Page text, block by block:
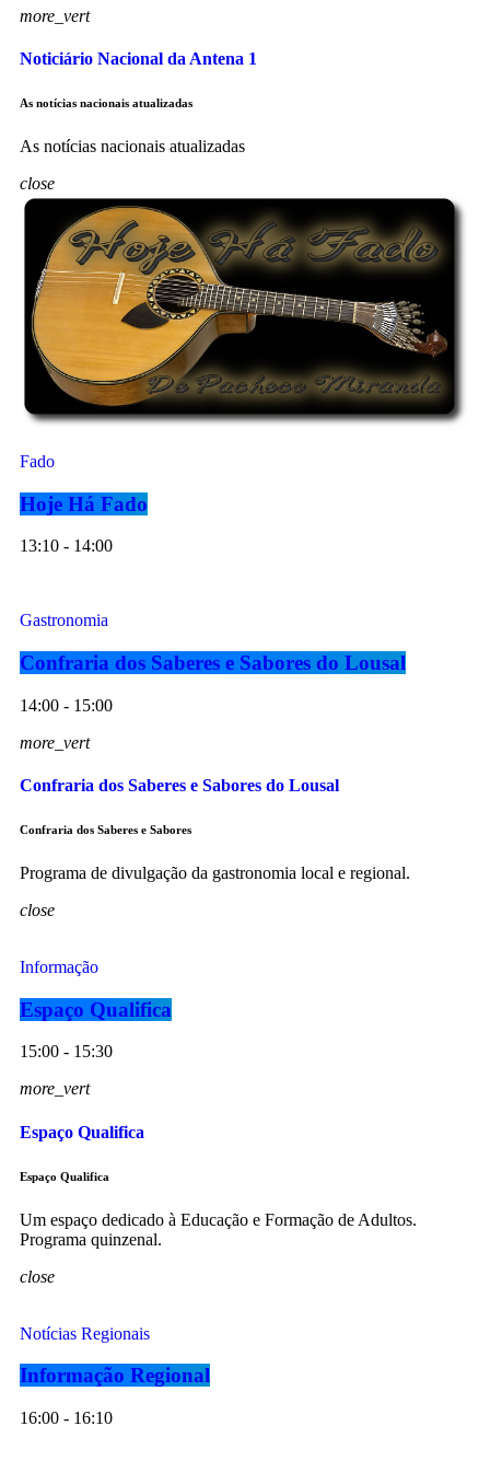
more_vert
Noticiário Nacional da Antena 1
As notícias nacionais atualizadas
As notícias nacionais atualizadas
close
Fado
Hoje Há Fado
13:10 - 14:00
Gastronomia
Confraria dos Saberes e Sabores do Lousal
14:00 - 15:00
more_vert
Confraria dos Saberes e Sabores do Lousal
Confraria dos Saberes e Sabores
Programa de divulgação da gastronomia local e regional.
close
Informação
Espaço Qualifica
15:00 - 15:30
more_vert
Espaço Qualifica
Espaço Qualifica
Um espaço dedicado à Educação e Formação de Adultos.
Programa quinzenal.
close
Notícias Regionais
Informação Regional
16:00 - 16:10